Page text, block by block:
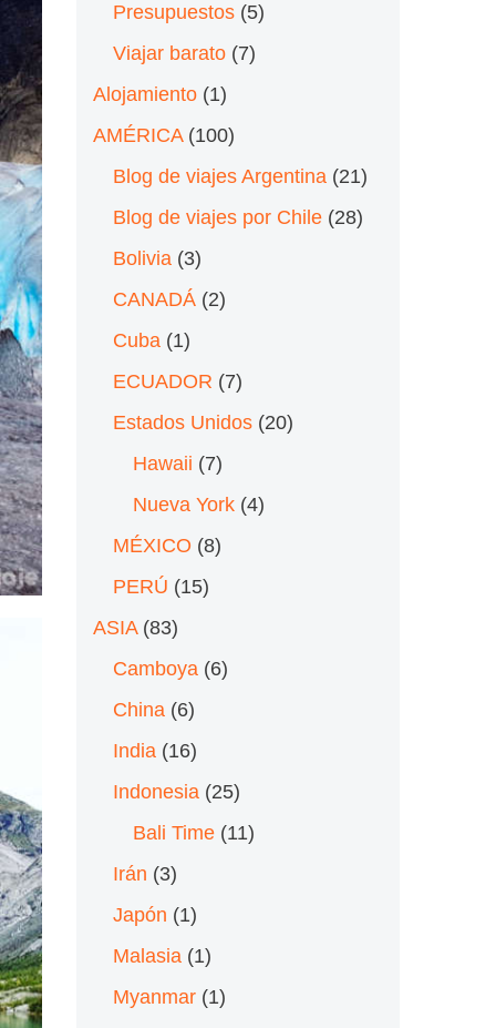
Presupuestos(5)
Viajar barato(7)
Alojamiento(1)
AMÉRICA(100)
Blog de viajes Argentina(21)
Blog de viajes por Chile(28)
Bolivia(3)
CANADÁ(2)
Cuba(1)
ECUADOR (7)
Estados Unidos(20)
Hawaii (7)
Nueva York(4)
MÉXICO (8)
PERÚ (15)
ASIA(83)
Camboya(6)
China(6)
India(16)
Indonesia(25)
Bali Time(11)
Irán (3)
Japón (1)
Malasia(1)
Myanmar(1)